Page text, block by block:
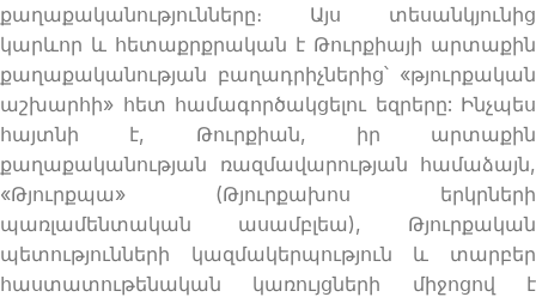
քաղաքականությունները։ Այս տեսանկյունից
կարևոր և հետաքրքրական է Թուրքիայի արտաքին
քաղաքականության բաղադրիչներից՝ «թյուրքական
աշխարհի» հետ համագործակցելու եզրերը: Ինչպես
հայտնի է, Թուրքիան, իր արտաքին
քաղաքականության ռազմավարության համաձայն,
«Թյուրքպա» (Թյուրքախոս երկրների
պառլամենտական ասամբլեա), Թյուրքական
պետությունների կազմակերպություն և տարբեր
հաստատութենական կառույցների միջոցով է